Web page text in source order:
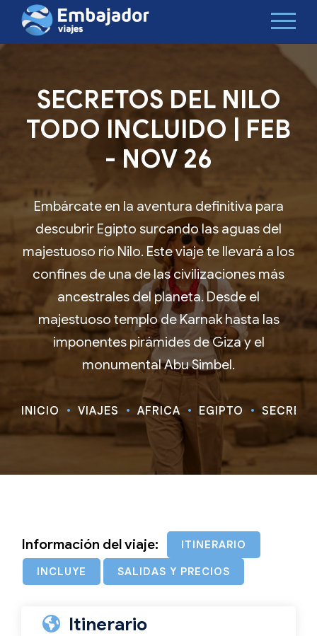
SECRETOS DEL NILO
TODO INCLUIDO | FEB
- NOV 26
Embárcate en la aventura definitiva para
descubrir Egipto surcando las aguas del
majestuoso río Nilo. Este viaje te llevará a los
confines de una de las civilizaciones más
ancestrales del planeta. Desde el
majestuoso templo de Karnak hasta las
imponentes pirámides de Giza y el
monumental Abu Simbel.
INICIO VIAJES ÁFRICA EGIPTO
Información del viaje: ITINERARIO
INCLUYE SALIDAS Y PRECIOS
Itinerario